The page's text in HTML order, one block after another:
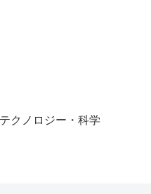
テクノロジー・科学